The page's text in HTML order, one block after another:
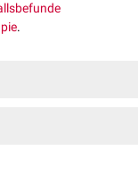
.
- Werner Platzer,